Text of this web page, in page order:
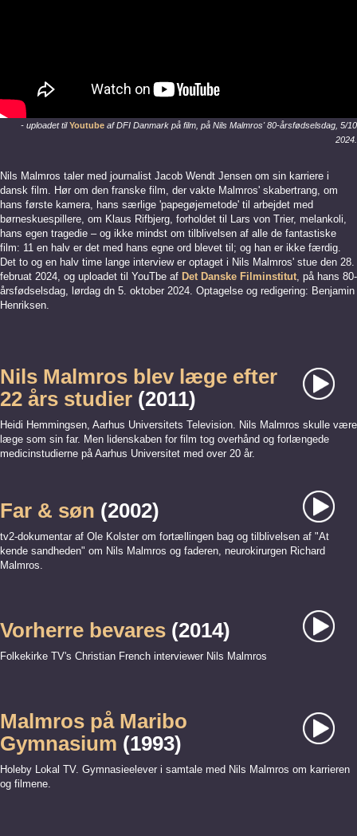
- uploadet tilYoutube af DFI Danmark på film, på Nils Malmros' 80-årsfødselsdag, 5/10
2024.
Nils Malmros taler med journalist Jacob Wendt Jensen om sin karriere i
dansk film. Hør om den franske film, der vakte Malmros' skabertrang, om
hans første kamera, hans særlige 'papegøjemetode' til arbejdet med
børneskuespillere, om Klaus Rifbjerg, forholdet til Lars von Trier, melankoli,
hans egen tragedie – og ikke mindst om tilblivelsen af alle de fantastiske
film: 11 en halv er det med hans egne ord blevet til; og han er ikke færdig.
Det to og en halv time lange interview er optaget i Nils Malmros' stue den 28.
februat 2024, og uploadet til YouTbe af Det Danske Filminstitut, på hans 80-
årsfødselsdag, lørdag dn 5. oktober 2024. Optagelse og redigering: Benjamin
Henriksen.
Nils Malmros blev læge efter
22 års studier (2011)
Heidi Hemmingsen, Aarhus Universitets Television. Nils Malmros skulle være
læge som sin far. Men lidenskaben for film tog overhånd og forlængede
medicinstudierne på Aarhus Universitet med over 20 år.
Far & søn (2002)
tv2-dokumentar af Ole Kolster om fortællingen bag og tilblivelsen af "At
kende sandheden" om Nils Malmros og faderen, neurokirurgen Richard
Malmros.
Vorherre bevares (2014)
Folkekirke TV's Christian French interviewer Nils Malmros
Malmros på Maribo
Gymnasium (1993)
Holeby Lokal TV. Gymnasieelever i samtale med Nils Malmros om karrieren
og filmene.